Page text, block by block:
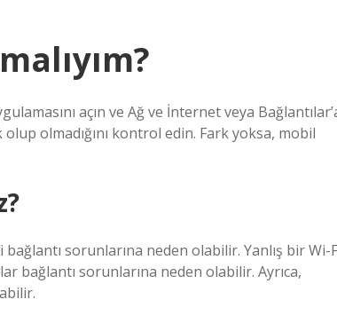
açın ve Ağ ve İnternet veya
olmadığını kontrol edin. Fark yoksa, mobil
sorunlarına neden olabilir. Yanlış bir Wi-
bağlantı sorunlarına neden olabilir. Ayrıca,